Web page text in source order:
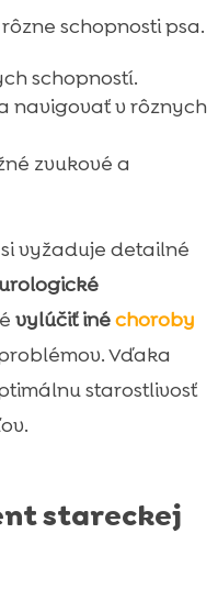
schopnosti psa.
schopností.
navigovať v rôznych
zvukové a
vyžaduje detailné
vylúčiť inéchoroby
Vďaka
starostlivosť
stareckej